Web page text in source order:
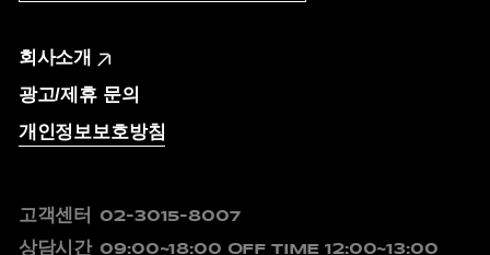
회사소개
광고/제휴 문의
개인정보보호방침
고객센터 02-3015-8007
상담시간 09:00~18:00 OFF TIME 12:00~13:00